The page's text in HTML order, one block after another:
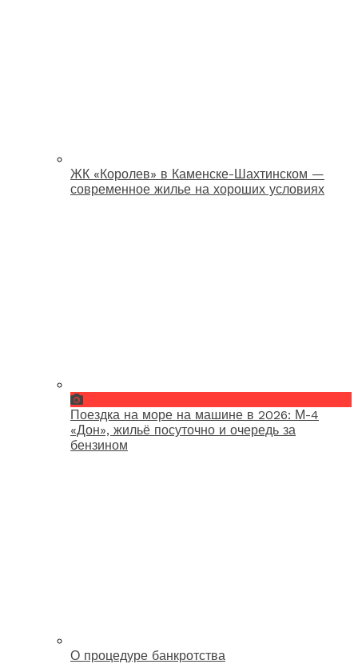
ЖК «Королев» в Каменске-Шахтинском —
современное жилье на хороших условиях
Поездка на море на машине в 2026: М-4
«Дон», жильё посуточно и очередь за
бензином
О процедуре банкротства